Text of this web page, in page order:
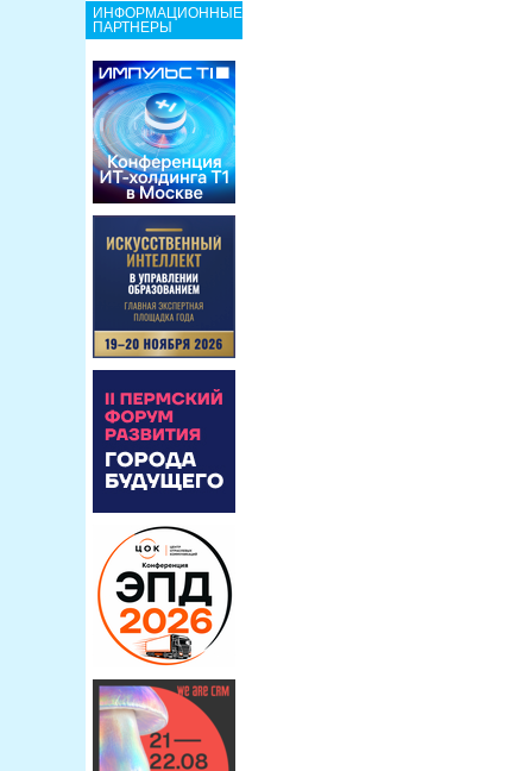
ИНФОРМАЦИОННЫЕ
ПАРТНЕРЫ